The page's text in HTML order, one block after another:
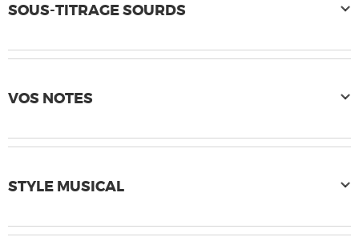
SOUS-TITRAGE SOURDS
VOS NOTES
STYLE MUSICAL